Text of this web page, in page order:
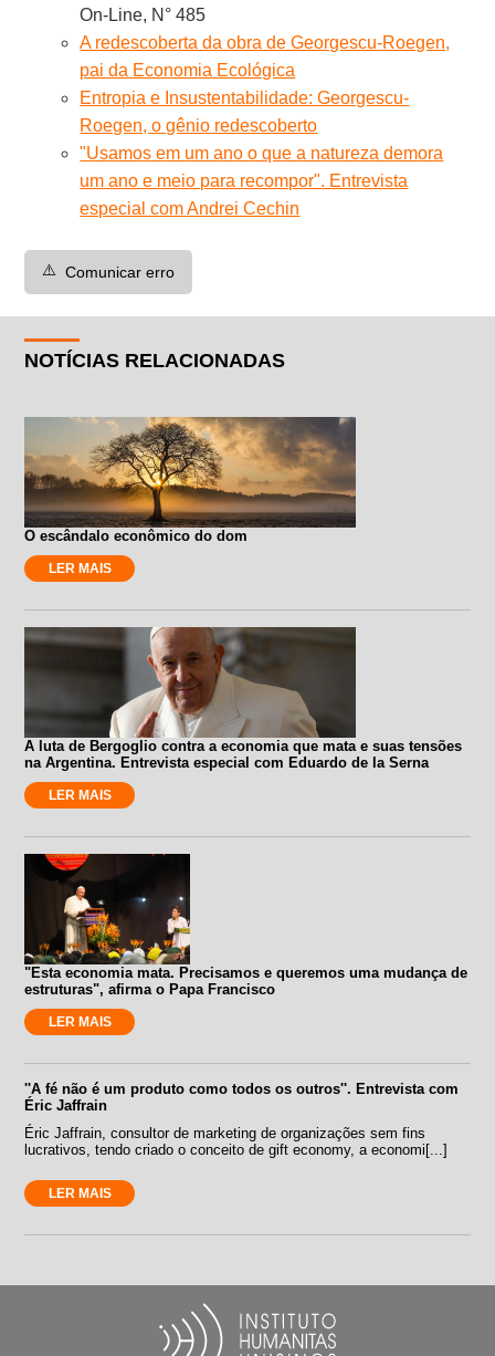
On-Line, N° 485
A redescoberta da obra de Georgescu-Roegen,
pai da Economia Ecológica
Entropia e Insustentabilidade: Georgescu-
Roegen, o gênio redescoberto
"Usamos em um ano o que a natureza demora
um ano e meio para recompor". Entrevista
especial com Andrei Cechin
⚠️ Comunicar erro
NOTÍCIAS RELACIONADAS
O escândalo econômico do dom
LER MAIS
A luta de Bergoglio contra a economia que mata e suas tensões
na Argentina. Entrevista especial com Eduardo de la Serna
LER MAIS
"Esta economia mata. Precisamos e queremos uma mudança de
estruturas", afirma o Papa Francisco
LER MAIS
''A fé não é um produto como todos os outros''. Entrevista com
Éric Jaffrain
Éric Jaffrain, consultor de marketing de organizações sem fins
lucrativos, tendo criado o conceito de gift economy, a economi[...]
LER MAIS